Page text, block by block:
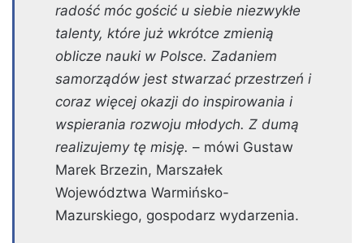
radość móc gościć u siebie niezwykłe
talenty, które już wkrótce zmienią
oblicze nauki w Polsce. Zadaniem
samorządów jest stwarzać przestrzeń i
coraz więcej okazji do inspirowania i
wspierania rozwoju młodych. Z dumą
realizujemy tę misję. – mówi Gustaw
Marek Brzezin, Marszałek
Województwa Warmińsko-
Mazurskiego, gospodarz wydarzenia.